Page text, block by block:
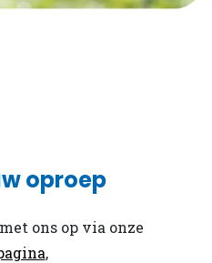
oproep
ons op via onze
,